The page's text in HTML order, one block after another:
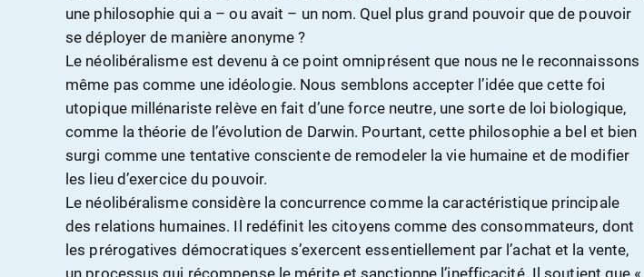
une philosophie qui a – ou avait – un nom. Quel plus grand pouvoir que de pouvoir
se déployer de manière anonyme ?
Le néolibéralisme est devenu à ce point omniprésent que nous ne le reconnaissons
même pas comme une idéologie. Nous semblons accepter l’idée que cette foi
utopique millénariste relève en fait d’une force neutre, une sorte de loi biologique,
comme la théorie de l’évolution de Darwin. Pourtant, cette philosophie a bel et bien
surgi comme une tentative consciente de remodeler la vie humaine et de modifier
les lieu d’exercice du pouvoir.
Le néolibéralisme considère la concurrence comme la caractéristique principale
des relations humaines. Il redéfinit les citoyens comme des consommateurs, dont
les prérogatives démocratiques s’exercent essentiellement par l’achat et la vente,
un processus qui récompense le mérite et sanctionne l’inefficacité. Il soutient que «